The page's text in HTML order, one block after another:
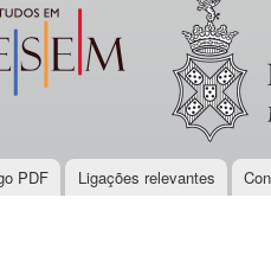
Logo VV
PDF Ligações relevantes